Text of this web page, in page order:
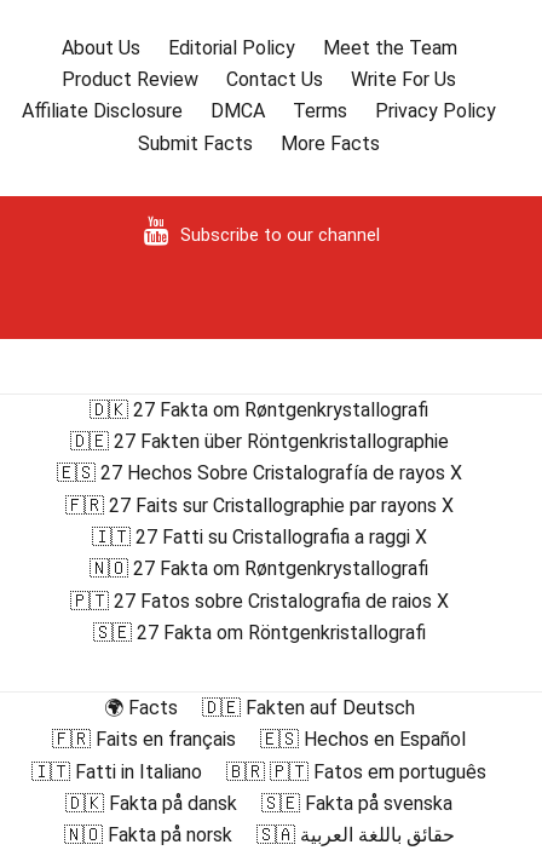
About Us Editorial Policy
Meet the Team
Product Review
Contact Us
Write For Us
Affiliate Disclosure
DMCA Terms
Privacy Policy
Submit Facts
More Facts
Subscribe to our channel
🇩🇰 27 Fakta om Røntgenkrystallografi
🇩🇪 27 Fakten über Röntgenkristallographie
🇪🇸 27 Hechos Sobre Cristalografía de rayos X
🇫🇷 27 Faits sur Cristallographie par rayons X
🇮🇹 27 Fatti su Cristallografia a raggi X
🇳🇴 27 Fakta om Røntgenkrystallografi
🇵🇹 27 Fatos sobre Cristalografia de raios X
🇸🇪 27 Fakta om Röntgenkristallografi
🌍 Facts
🇩🇪 Fakten auf Deutsch
🇫🇷 Faits en français
🇪🇸 Hechos en Español
🇮🇹 Fatti in Italiano
🇧🇷 🇵🇹 Fatos em português
🇩🇰 Fakta på dansk
🇸🇪 Fakta på svenska
🇳🇴 Fakta på norsk
🇸🇦 حقائق باللغة العربية